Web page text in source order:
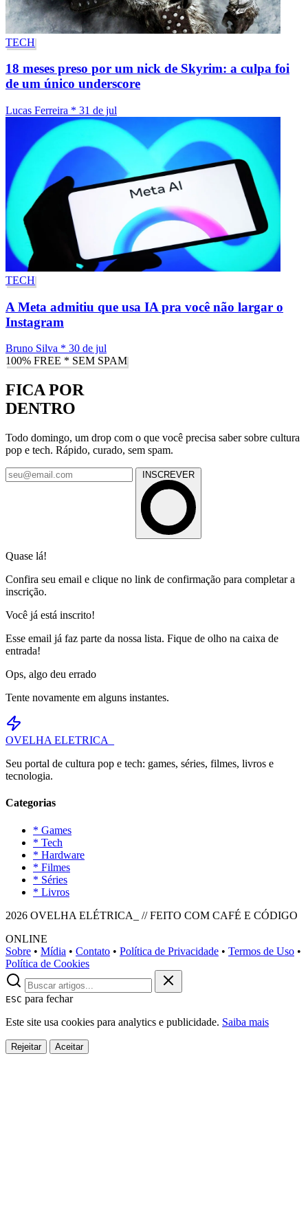
TECH
18 meses preso por um nick de Skyrim: a culpa foi
de um único underscore
Lucas Ferreira * 31 de jul
TECH
A Meta admitiu que usa IA pra você não largar o
Instagram
Bruno Silva * 30 de jul
100% FREE * SEM SPAM
FICA POR
DENTRO
Todo domingo, um drop com o que você precisa saber sobre cultura
pop e tech. Rápido, curado, sem spam.
INSCREVER
Quase lá!
Confira seu email e clique no link de confirmação para completar a
inscrição.
Você já está inscrito!
Esse email já faz parte da nossa lista. Fique de olho na caixa de
entrada!
Ops, algo deu errado
Tente novamente em alguns instantes.
OVELHA ELETRICA_
Seu portal de cultura pop e tech: games, séries, filmes, livros e
tecnologia.
Categorias
* Games
* Tech
* Hardware
* Filmes
* Séries
* Livros
2026 OVELHA ELÉTRICA_ // FEITO COM CAFÉ E CÓDIGO
ONLINE
Sobre • Mídia • Contato • Política de Privacidade • Termos de Uso •
Política de Cookies
ESC para fechar
Este site usa cookies para analytics e publicidade. Saiba mais
Rejeitar Aceitar